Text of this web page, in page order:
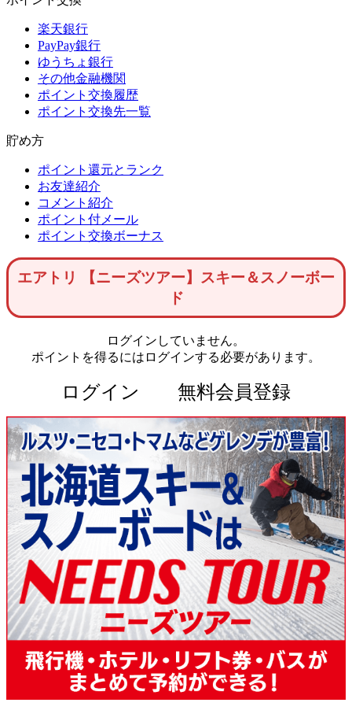
楽天銀行
PayPay銀行
ゆうちょ銀行
その他金融機関
ポイント交換履歴
ポイント交換先一覧
貯め方
ポイント還元とランク
お友達紹介
コメント紹介
ポイント付メール
ポイント交換ボーナス
エアトリ 【ニーズツアー】スキー＆スノーボー
ド
ログインしていません。
ポイントを得るにはログインする必要があります。
ログイン 無料会員登録